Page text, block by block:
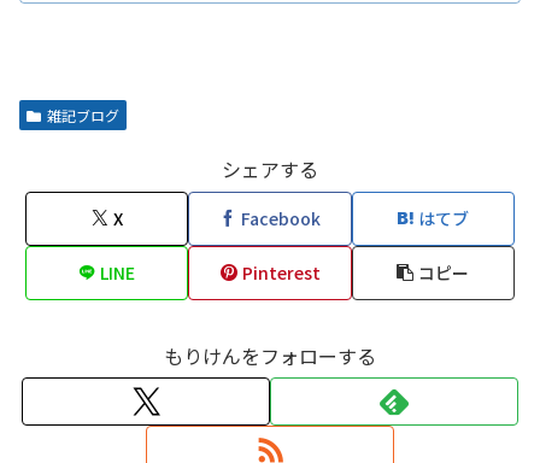
雑記ブログ
シェアする
X Facebook はてブ
LINE Pinterest コピー
もりけんをフォローする